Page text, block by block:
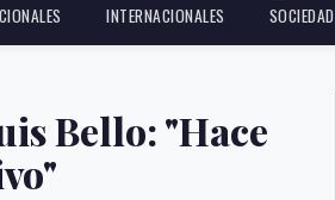
INTERNACIONALES SOCIEDAD
Bello: "Hace